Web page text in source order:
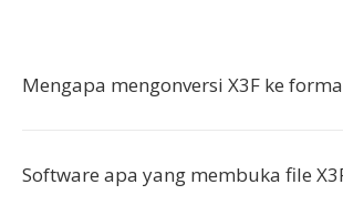
Mengapa mengonversi X3F ke
Software apa yang membuka file